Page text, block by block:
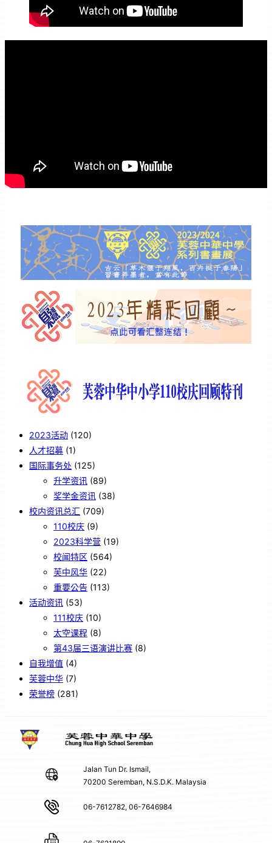
2023活动 (120)
人才招募 (1)
国际事务处 (125)
升学资讯 (89)
奖学金资讯 (38)
校内资讯总汇 (709)
110校庆 (9)
2023科学营 (19)
校闻特区 (564)
芙中风华 (22)
重要公告 (113)
活动资讯 (53)
111校庆 (10)
太空课程 (8)
第43届三语演讲比赛 (8)
自我增值 (4)
芙蓉中华 (7)
荣誉榜 (281)
Jalan Tun Dr. Ismail,
70200 Seremban, N.S.D.K. Malaysia
06-7612782, 06-7646984